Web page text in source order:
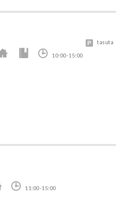
10:00-15:00
tasuta
11:00-15:00